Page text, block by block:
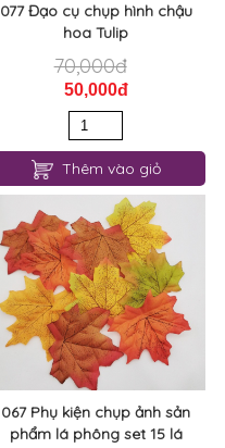
077 Đạo cụ chụp hình chậu
hoa Tulip
70,000đ
50,000đ
Thêm vào giỏ
067 Phụ kiện chụp ảnh sản
phẩm lá phông set 15 lá